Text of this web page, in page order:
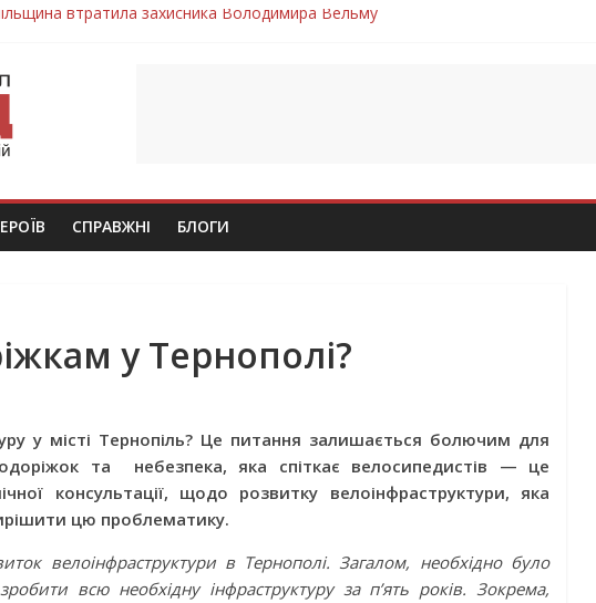
з Тернопільщини Петро Федів повертається до рідного дому «на щиті»
виконання бойового завдання загинув захисник Юрій Пушкар з Тернопільщини
загинув молодий захисник Дмитро Березко з Тернопільщини
втратила захисника Володимира Вельму
СПРАВЖНІ БЛОГИ
у Тернополі?
у місті Тернопіль? Це питання залишається болючим для
та небезпека, яка спіткає велосипедистів — це
консультації, щодо розвитку велоінфраструктури, яка
цю проблематику.
велоінфраструктури в Тернополі. Загалом, необхідно було
всю необхідну інфраструктуру за п’ять років. Зокрема,